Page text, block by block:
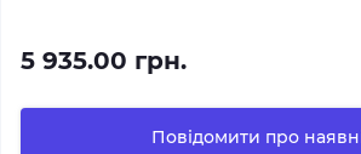
5 935.00 грн.
Повідомити про